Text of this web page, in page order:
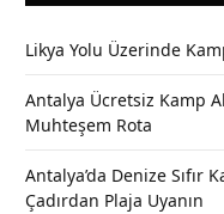
Likya Yolu Üzerinde
Antalya Ücretsiz Kamp
Muhteşem Rota
Antalya’da Denize Sıfır
Çadırdan Plaja Uyanın